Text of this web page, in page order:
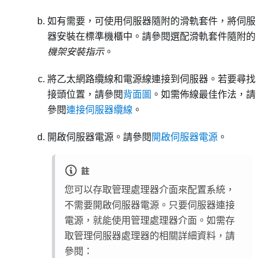
如有需要，可使用伺服器隨附的滑軌套件，將伺服
器安裝在標準機櫃中。請參閱選配滑軌套件隨附的
機架安裝指示。
將乙太網路纜線和電源線連接到伺服器。若要尋找
接頭位置，請參閱背面圖 。如需佈線最佳作法，請
參閱連接伺服器纜線 。
開啟伺服器電源。請參閱 開啟伺服器電源 。
註
您可以存取管理處理器介面來配置系統，
不需要開啟伺服器電源。只要伺服器連接
電源，就能使用管理處理器介面。如需存
取管理伺服器處理器的相關詳細資料，請
參閱：